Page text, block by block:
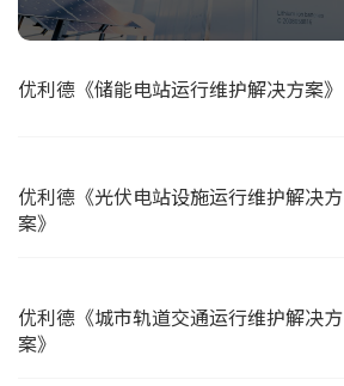
优利德《储能电站运行维护解决方案》
优利德《光伏电站设施运行维护解决方
案》
优利德《城市轨道交通运行维护解决方
案》